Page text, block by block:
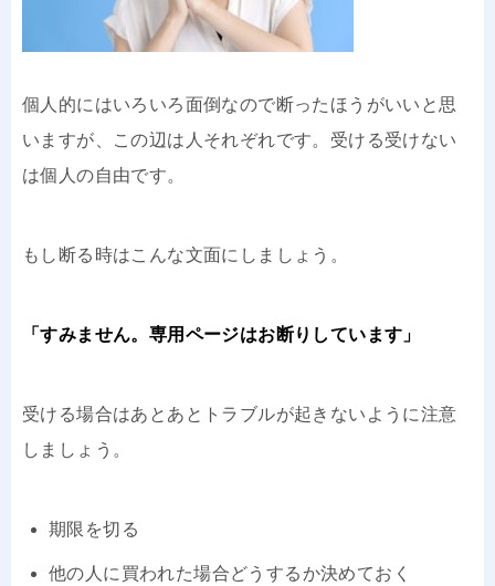
個人的にはいろいろ面倒なので断ったほうがいいと思
いますが、この辺は人それぞれです。受ける受けない
は個人の自由です。
もし断る時はこんな文面にしましょう。
「すみません。専用ページはお断りしています」
受ける場合はあとあとトラブルが起きないように注意
しましょう。
期限を切る
他の人に買われた場合どうするか決めておく